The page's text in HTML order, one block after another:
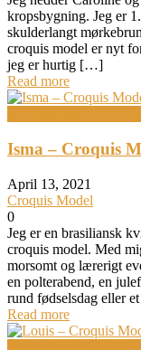
kropsbygning. Jeg er
skulderlangt
croquis model er nyt
jeg er hurtig […]
Read more
Isma – Croquis
April 13, 2021
Croquis Model
0
Jeg er en brasiliansk
croquis model. Med
morsomt og lærerigt
en polterabend, en
rund fødselsdag eller
Read more